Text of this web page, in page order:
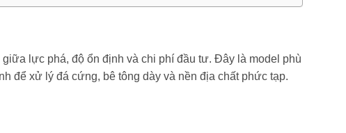
lực phá, độ ổn định và chi phí đầu tư. Đây là model phù
để xử lý đá cứng, bê tông dày và nền địa chất phức tạp.